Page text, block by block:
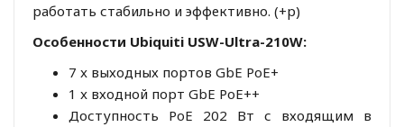
работать стабильно и эффективно. (+р)
Особенности Ubiquiti USW-Ultra-210W:
7 x выходных портов GbE PoE+
1 x входной порт GbE PoE++
Доступность PoE 202 Вт с входящим в